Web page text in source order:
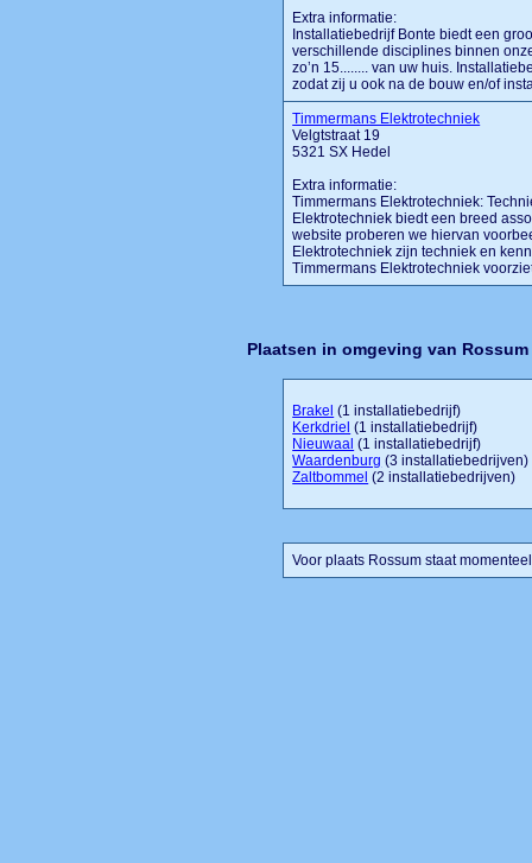
Extra informatie:
Installatiebedrijf Bonte biedt een
verschillende disciplines binnen
zo’n 15........ van uw huis.
zodat zij u ook na de bouw en/of
Timmermans Elektrotechniek
Velgtstraat 19
5321 SX Hedel
Extra informatie:
Timmermans Elektrotechniek:
Elektrotechniek biedt een breed
website proberen we hiervan
Elektrotechniek zijn techniek en
Timmermans Elektrotechniek
Plaatsen in omgeving van Rossum
Brakel (1 installatiebedrijf)
Kerkdriel (1 installatiebedrijf)
Nieuwaal (1 installatiebedrijf)
Waardenburg (3 installatiebedrijven)
Zaltbommel (2 installatiebedrijven)
Voor plaats Rossum staat